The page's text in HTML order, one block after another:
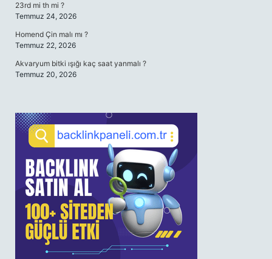
23rd mi th mi ?
Temmuz 24, 2026
Homend Çin malı mı ?
Temmuz 22, 2026
Akvaryum bitki ışığı kaç saat yanmalı ?
Temmuz 20, 2026